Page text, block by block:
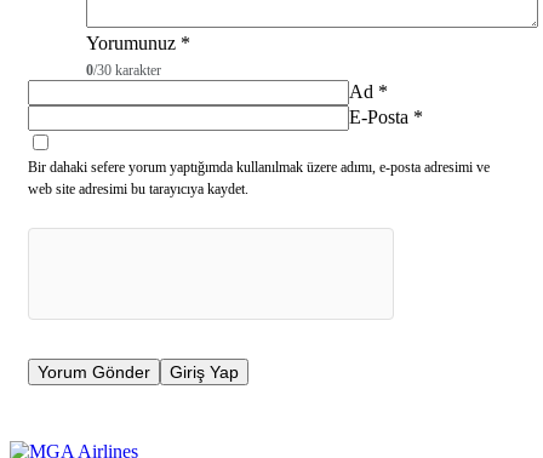
Yorumunuz *
0/30 karakter
Ad *
E-Posta *
Bir dahaki sefere yorum yaptığımda kullanılmak üzere adımı, e-posta adresimi ve
web site adresimi bu tarayıcıya kaydet.
Yorum Gönder Giriş Yap